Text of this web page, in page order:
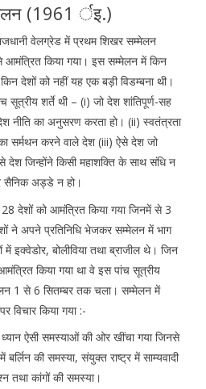
(1961 र्इ.)
वेलग्रेड में प्रथम शिखर सम्मेलन
से आमंत्रित किया गया। इस सम्मेलन में किन
देशों को नहीं यह एक बड़ी विडम्बना थी।
सूत्रीय शर्ते थी – (i) जो देश शांतिपूर्ण-सह
नीति का अनुसरण करता हो। (ii) स्वतंत्रता
सर्मथन करने वाले देश (iii) ऐसे देश जो
जिन्होंने किसी महाशक्ति के साथ संधि न
सैनिक अड्डे न हो।
देशों को आमंत्रित किया गया जिनमें से 3
ने अपने प्रतिनिधि भेजकर सम्मेलन में भाग
इक्वेडोर, बोलीविया तथा ब्राजील थे। जिन
किया गया था वे इस पांच सूत्रीय
1 से 6 सितम्बर तक चला। सम्मेलन में
विचार किया गया :-
ऐसी समस्याओं की ओर खींचा गया जिनसे
की समस्या, संयुक्त राष्ट्र में साम्यवादी
तथा कांगों की समस्या।